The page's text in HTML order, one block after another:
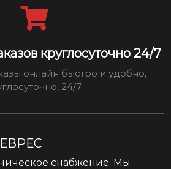
круглосуточно 24/7
онлайн быстро и удобно,
24/7.
снабжение. Мы